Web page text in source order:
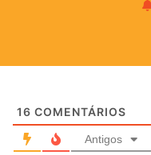
16 COMENTÁRIOS
Antigos